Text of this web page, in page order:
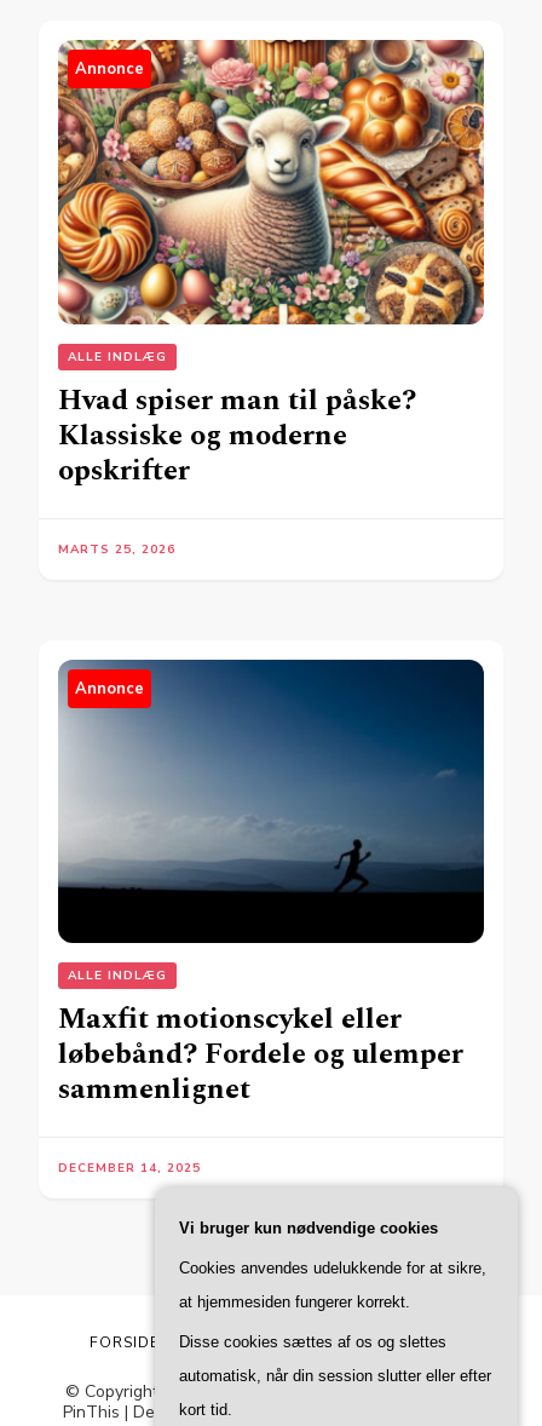
Annonce
ALLE INDLÆG
Hvad spiser man til påske?
Klassiske og moderne
opskrifter
MARTS 25, 2026
Annonce
ALLE INDLÆG
Maxfit motionscykel eller
løbebånd? Fordele og ulemper
sammenlignet
DECEMBER 14, 2025
© Copyright 2026 . All Rights Reserved.
PinThis | Developed By
FORSIDE MERE OM FACA PRIVATLIVSPOLITIK
Vi bruger kun nødvendige cookies
Cookies anvendes udelukkende for at sikre,
at hjemmesiden fungerer korrekt.
Disse cookies sættes af os og slettes
automatisk, når din session slutter eller efter
kort tid.